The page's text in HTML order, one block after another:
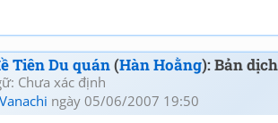
Tiên Du quán(Hàn Hoằng): Bản
Chưa xác định
Vanachi ngày 05/06/2007 19:50